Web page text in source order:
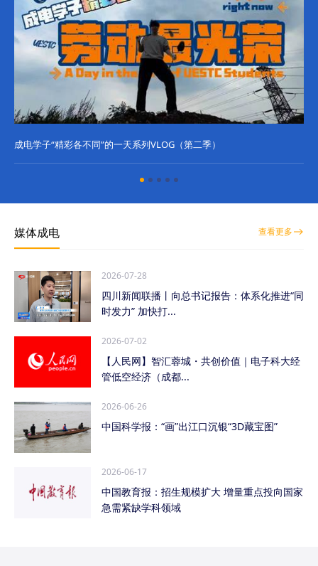
成电学子“精彩各不同”的一天系列VLOG（第二季）
媒体成电 查看更多
2026-07-28
四川新闻联播丨向总书记报告：体系化推进“同
时发力” 加快打...
2026-07-02
【人民网】智汇蓉城・共创价值｜电子科大经
管低空经济（成都...
2026-06-26
中国科学报：“画”出江口沉银“3D藏宝图”
2026-06-17
中国教育报：招生规模扩大 增量重点投向国家
急需紧缺学科领域